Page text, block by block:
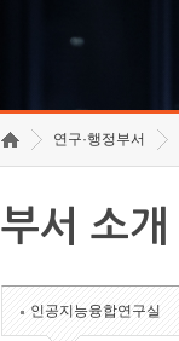
연구·행정부서
부서 소개
인공지능융합연구실